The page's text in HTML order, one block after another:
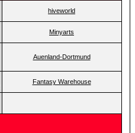
hiveworld
Minyarts
Auenland-Dortmund
Fantasy Warehouse